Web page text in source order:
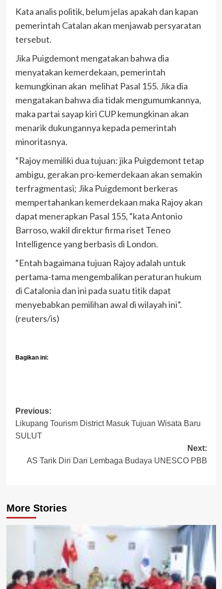
Kata analis politik, belum jelas apakah dan kapan
pemerintah Catalan akan menjawab persyaratan
tersebut.
Jika Puigdemont mengatakan bahwa dia
menyatakan kemerdekaan, pemerintah
kemungkinan akan melihat Pasal 155. Jika dia
mengatakan bahwa dia tidak mengumumkannya,
maka partai sayap kiri CUP kemungkinan akan
menarik dukungannya kepada pemerintah
minoritasnya.
“Rajoy memiliki dua tujuan: jika Puigdemont tetap
ambigu, gerakan pro-kemerdekaan akan semakin
terfragmentasi; Jika Puigdemont berkeras
mempertahankan kemerdekaan maka Rajoy akan
dapat menerapkan Pasal 155, “kata Antonio
Barroso, wakil direktur firma riset Teneo
Intelligence yang berbasis di London.
“Entah bagaimana tujuan Rajoy adalah untuk
pertama-tama mengembalikan peraturan hukum
di Catalonia dan ini pada suatu titik dapat
menyebabkan pemilihan awal di wilayah ini”.
(reuters/is)
Bagikan ini:
Post
navigation
Previous:
Likupang Tourism District Masuk Tujuan Wisata Baru
SULUT
Next:
AS Tarik Diri Dari Lembaga Budaya UNESCO PBB
More Stories